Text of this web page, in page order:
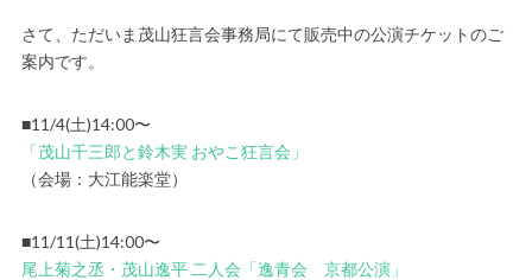
さて、ただいま茂山狂言会事務局にて販売中の公演チケットのご
案内です。
■11/4(土)14:00〜
「茂山千三郎と鈴木実 おやこ狂言会」
（会場：大江能楽堂）
■11/11(土)14:00〜
尾上菊之丞・茂山逸平 二人会「逸青会 京都公演」